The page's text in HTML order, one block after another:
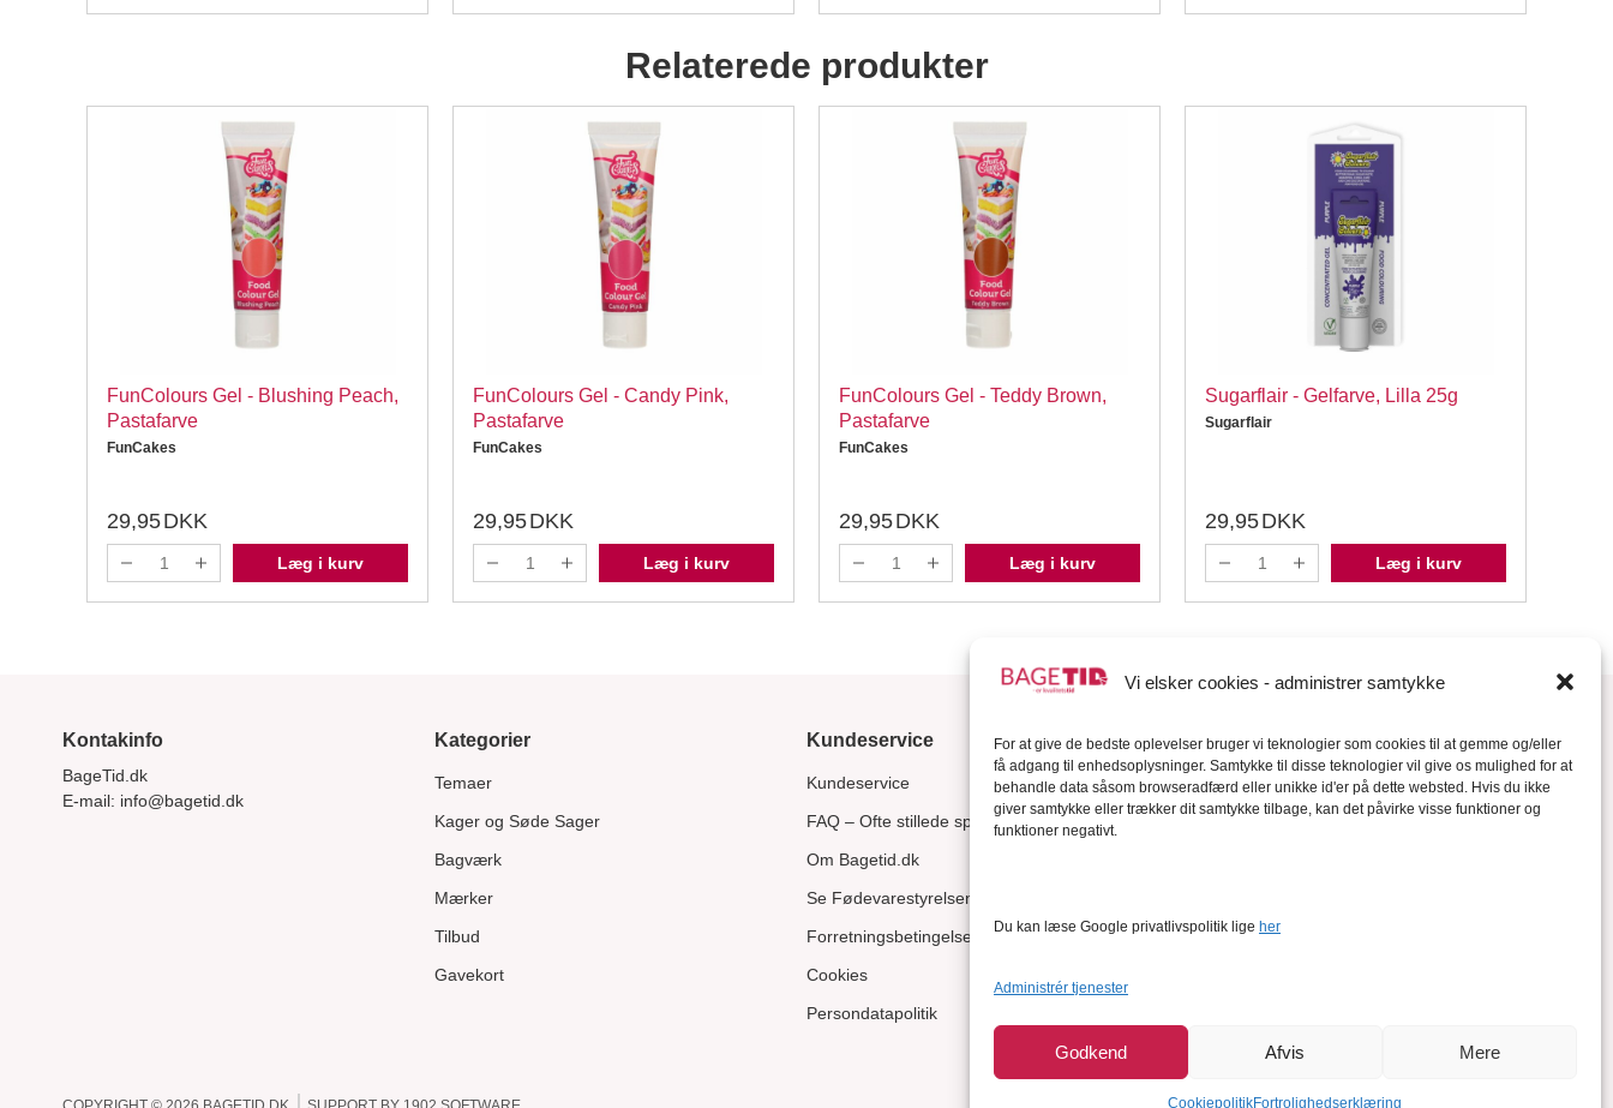
Vi elsker cookies - administrer samtykke
For at give de bedste oplevelser bruger vi teknologier som cookies til at gemme og/eller
få adgang til enhedsoplysninger. Samtykke til disse teknologier vil give os mulighed for at
behandle data såsom browseradfærd eller unikke id'er på dette websted. Hvis du ikke
giver samtykke eller trækker dit samtykke tilbage, kan det påvirke visse funktioner og
funktioner negativt.
Du kan læse Google privatlivspolitik lige her
Administrér tjenester
Godkend Afvis Mere
CookiepolitikFortrolighedserklæring
Relaterede produkter
FunColours Gel - Blushing Peach,
Pastafarve
FunCakes
29,95DKK
Læg i kurv
FunColours Gel - Candy Pink,
Pastafarve
FunCakes
29,95DKK
Læg i kurv
FunColours Gel - Teddy Brown,
Pastafarve
FunCakes
29,95DKK
Læg i kurv
Sugarflair - Gelfarve, Lilla 25g
Sugarflair
29,95DKK
Læg i kurv
Kontakinfo
BageTid.dk
E-mail: info@bagetid.dk
Kategorier
Temaer
Kager og Søde Sager
Bagværk
Mærker
Tilbud
Gavekort
Kundeservice
Kundeservice
FAQ – Ofte stillede spørgsmål
Om Bagetid.dk
Se Fødevarestyrelsens smiley-rapporter
Forretningsbetingelser
Cookies
Persondatapolitik